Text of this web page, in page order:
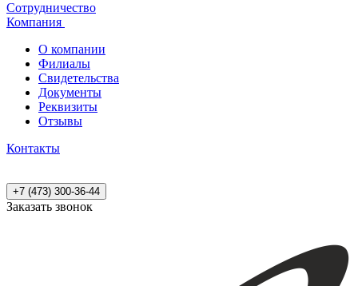
Сотрудничество
Компания
О компании
Филиалы
Свидетельства
Документы
Реквизиты
Отзывы
Контакты
+7 (473) 300-36-44
Заказать звонок